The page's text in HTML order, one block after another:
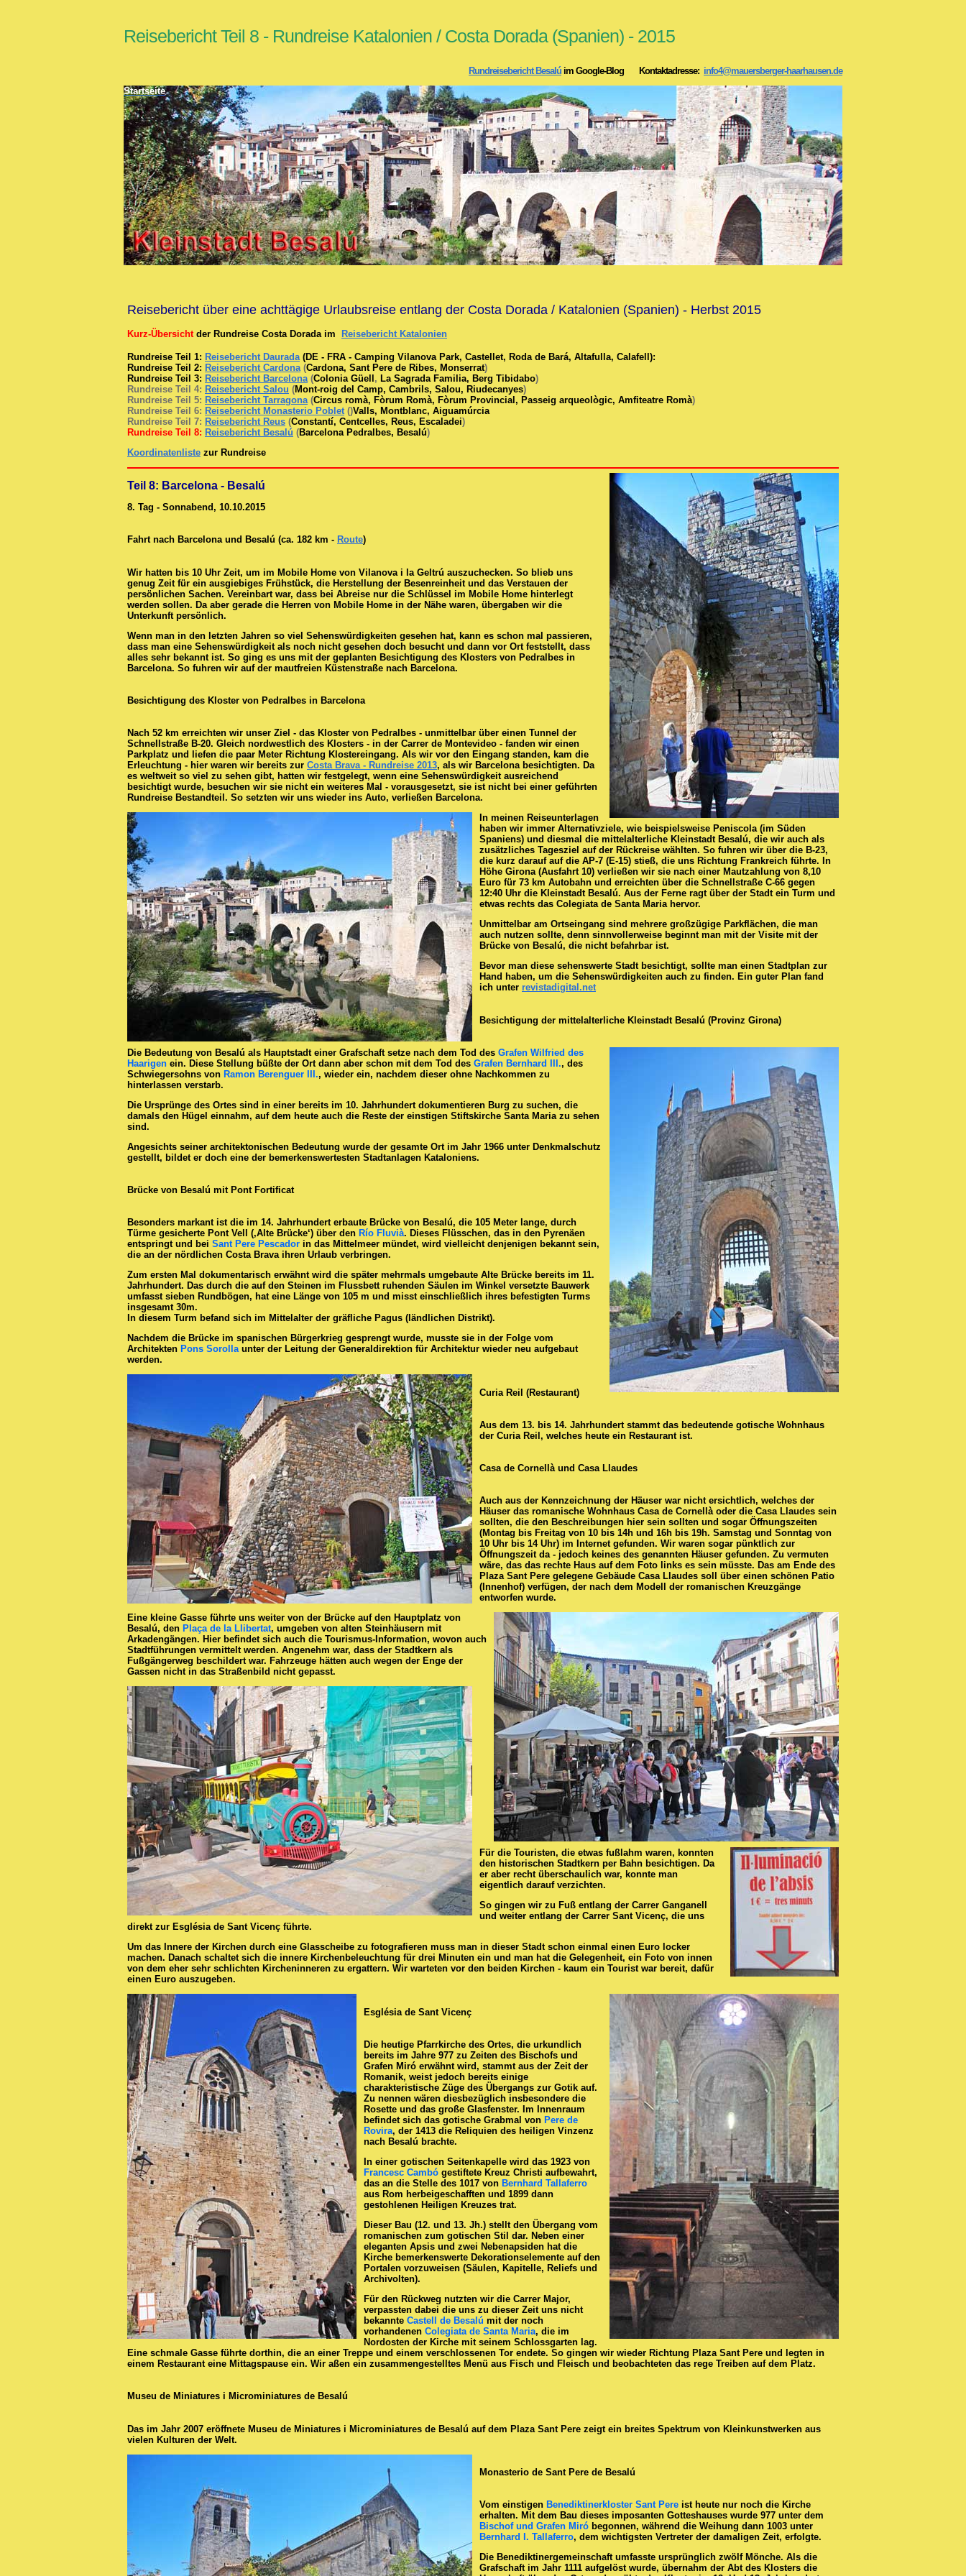
Reisebericht Teil 8 - Rundreise Katalonien / Costa Dorada (Spanien) - 2015
Rundreisebericht Besalú im Google-Blog Kontaktadresse: info4@mauersberger-haarhausen.de
Startseite
Reisebericht über eine achttägige Urlaubsreise entlang der Costa Dorada / Katalonien (Spanien) - Herbst 2015
Kurz-Übersicht der Rundreise Costa Dorada im Reisebericht Katalonien
Rundreise Teil 1: Reisebericht Daurada (DE - FRA - Camping Vilanova Park, Castellet, Roda de Bará, Altafulla, Calafell):
Rundreise Teil 2: Reisebericht Cardona (Cardona, Sant Pere de Ribes, Monserrat)
Rundreise Teil 3: Reisebericht Barcelona (Colonia Güell , La Sagrada Familia, Berg Tibidabo)
Rundreise Teil 4: Reisebericht Salou (Mont-roig del Camp, Cambrils, Salou, Riudecanyes)
Rundreise Teil 5: Reisebericht Tarragona (Circus romà, Fòrum Romà, Fòrum Provincial, Passeig arqueològic, Amfiteatre Romà)
Rundreise Teil 6: Reisebericht Monasterio Poblet ()Valls, Montblanc, Aiguamúrcia
Rundreise Teil 7: Reisebericht Reus (Constantí, Centcelles, Reus, Escaladei)
Rundreise Teil 8: Reisebericht Besalú (Barcelona Pedralbes, Besalú)
Koordinatenliste zur Rundreise
Teil 8: Barcelona - Besalú
8. Tag - Sonnabend, 10.10.2015
Fahrt nach Barcelona und Besalú (ca. 182 km - Route)
Wir hatten bis 10 Uhr Zeit, um im Mobile Home von Vilanova i la Geltrú auszuchecken. So blieb uns
genug Zeit für ein ausgiebiges Frühstück, die Herstellung der Besenreinheit und das Verstauen der
persönlichen Sachen. Vereinbart war, dass bei Abreise nur die Schlüssel im Mobile Home hinterlegt
werden sollen. Da aber gerade die Herren von Mobile Home in der Nähe waren, übergaben wir die
Unterkunft persönlich.
Wenn man in den letzten Jahren so viel Sehenswürdigkeiten gesehen hat, kann es schon mal passieren,
dass man eine Sehenswürdigkeit als noch nicht gesehen doch besucht und dann vor Ort feststellt, dass
alles sehr bekannt ist. So ging es uns mit der geplanten Besichtigung des Klosters von Pedralbes in
Barcelona. So fuhren wir auf der mautfreien Küstenstraße nach Barcelona.
Besichtigung des Kloster von Pedralbes in Barcelona
Nach 52 km erreichten wir unser Ziel - das Kloster von Pedralbes - unmittelbar über einen Tunnel der
Schnellstraße B-20. Gleich nordwestlich des Klosters - in der Carrer de Montevideo - fanden wir einen
Parkplatz und liefen die paar Meter Richtung Klostereingang. Als wir vor den Eingang standen, kam die
Erleuchtung - hier waren wir bereits zur Costa Brava - Rundreise 2013, als wir Barcelona besichtigten. Da
es weltweit so viel zu sehen gibt, hatten wir festgelegt, wenn eine Sehenswürdigkeit ausreichend
besichtigt wurde, besuchen wir sie nicht ein weiteres Mal - vorausgesetzt, sie ist nicht bei einer geführten
Rundreise Bestandteil. So setzten wir uns wieder ins Auto, verließen Barcelona.
In meinen Reiseunterlagen
haben wir immer Alternativziele, wie beispielsweise Peniscola (im Süden
Spaniens) und diesmal die mittelalterliche Kleinstadt Besalú, die wir auch als
zusätzliches Tagesziel auf der Rückreise wählten. So fuhren wir über die B-23,
die kurz darauf auf die AP-7 (E-15) stieß, die uns Richtung Frankreich führte. In
Höhe Girona (Ausfahrt 10) verließen wir sie nach einer Mautzahlung von 8,10
Euro für 73 km Autobahn und erreichten über die Schnellstraße C-66 gegen
12:40 Uhr die Kleinstadt Besalú. Aus der Ferne ragt über der Stadt ein Turm und
etwas rechts das Colegiata de Santa Maria hervor.
Unmittelbar am Ortseingang sind mehrere großzügige Parkflächen, die man
auch nutzen sollte, denn sinnvollerweise beginnt man mit der Visite mit der
Brücke von Besalú, die nicht befahrbar ist.
Bevor man diese sehenswerte Stadt besichtigt, sollte man einen Stadtplan zur
Hand haben, um die Sehenswürdigkeiten auch zu finden. Ein guter Plan fand
ich unter revistadigital.net
Besichtigung der mittelalterliche Kleinstadt Besalú (Provinz Girona)
Die Bedeutung von Besalú als Hauptstadt einer Grafschaft setze nach dem Tod des Grafen Wilfried des
Haarigen ein. Diese Stellung büßte der Ort dann aber schon mit dem Tod des Grafen Bernhard III., des
Schwiegersohns von Ramon Berenguer III., wieder ein, nachdem dieser ohne Nachkommen zu
hinterlassen verstarb.
Die Ursprünge des Ortes sind in einer bereits im 10. Jahrhundert dokumentieren Burg zu suchen, die
damals den Hügel einnahm, auf dem heute auch die Reste der einstigen Stiftskirche Santa Maria zu sehen
sind.
Angesichts seiner architektonischen Bedeutung wurde der gesamte Ort im Jahr 1966 unter Denkmalschutz
gestellt, bildet er doch eine der bemerkenswertesten Stadtanlagen Kataloniens.
Brücke von Besalú mit Pont Fortificat
Besonders markant ist die im 14. Jahrhundert erbaute Brücke von Besalú, die 105 Meter lange, durch
Türme gesicherte Pont Vell (‚Alte Brücke‘) über den Río Fluvià. Dieses Flüsschen, das in den Pyrenäen
entspringt und bei Sant Pere Pescador in das Mittelmeer mündet, wird vielleicht denjenigen bekannt sein,
die an der nördlichen Costa Brava ihren Urlaub verbringen.
Zum ersten Mal dokumentarisch erwähnt wird die später mehrmals umgebaute Alte Brücke bereits im 11.
Jahrhundert. Das durch die auf den Steinen im Flussbett ruhenden Säulen im Winkel versetzte Bauwerk
umfasst sieben Rundbögen, hat eine Länge von 105 m und misst einschließlich ihres befestigten Turms
insgesamt 30m.
In diesem Turm befand sich im Mittelalter der gräfliche Pagus (ländlichen Distrikt).
Nachdem die Brücke im spanischen Bürgerkrieg gesprengt wurde, musste sie in der Folge vom
Architekten Pons Sorollaunter der Leitung der Generaldirektion für Architektur wieder neu aufgebaut
werden.
Curia Reil (Restaurant)
Aus dem 13. bis 14. Jahrhundert stammt das bedeutende gotische Wohnhaus
der Curia Reil, welches heute ein Restaurant ist.
Casa de Cornellà und Casa Llaudes
Auch aus der Kennzeichnung der Häuser war nicht ersichtlich, welches der
Häuser das romanische Wohnhaus Casa de Cornellàoder die Casa Llaudes sein
sollten, die den Beschreibungen hier sein sollten und sogar Öffnungszeiten
(Montag bis Freitag von 10 bis 14h und 16h bis 19h. Samstag und Sonntag von
10 Uhr bis 14 Uhr) im Internet gefunden. Wir waren sogar pünktlich zur
Öffnungszeit da - jedoch keines des genannten Häuser gefunden. Zu vermuten
wäre, das das rechte Haus auf dem Foto links es sein müsste. Das am Ende des
Plaza Sant Pere gelegene Gebäude Casa Llaudes soll über einen schönen Patio
(Innenhof) verfügen, der nach dem Modell der romanischen Kreuzgänge
entworfen wurde.
Eine kleine Gasse führte uns weiter von der Brücke auf den Hauptplatz von
Besalú, den Plaça de la Llibertat, umgeben von alten Steinhäusern mit
Arkadengängen. Hier befindet sich auch die Tourismus-Information, wovon auch
Stadtführungen vermittelt werden. Angenehm war, dass der Stadtkern als
Fußgängerweg beschildert war. Fahrzeuge hätten auch wegen der Enge der
Gassen nicht in das Straßenbild nicht gepasst.
Für die Touristen, die etwas fußlahm waren, konnten
den historischen Stadtkern per Bahn besichtigen. Da
er aber recht überschaulich war, konnte man
eigentlich darauf verzichten.
So gingen wir zu Fuß entlang der Carrer Ganganell
und weiter entlang der Carrer Sant Vicenç, die uns
direkt zur Església de Sant Vicenç führte.
Um das Innere der Kirchen durch eine Glasscheibe zu fotografieren muss man in dieser Stadt schon einmal einen Euro locker
machen. Danach schaltet sich die innere Kirchenbeleuchtung für drei Minuten ein und man hat die Gelegenheit, ein Foto von innen
von dem eher sehr schlichten Kircheninneren zu ergattern. Wir warteten vor den beiden Kirchen - kaum ein Tourist war bereit, dafür
einen Euro auszugeben.
Església de Sant Vicenç
Die heutige Pfarrkirche des Ortes, die urkundlich
bereits im Jahre 977 zu Zeiten des Bischofs und
Grafen Miró erwähnt wird, stammt aus der Zeit der
Romanik, weist jedoch bereits einige
charakteristische Züge des Übergangs zur Gotik auf.
Zu nennen wären diesbezüglich insbesondere die
Rosette und das große Glasfenster. Im Innenraum
befindet sich das gotische Grabmal von Pere de
Rovira, der 1413 die Reliquien des heiligen Vinzenz
nach Besalú brachte.
In einer gotischen Seitenkapelle wird das 1923 von
Francesc Cambó gestiftete Kreuz Christi aufbewahrt,
das an die Stelle des 1017 von Bernhard Tallaferro
aus Rom herbeigeschafften und 1899 dann
gestohlenen Heiligen Kreuzes trat.
Dieser Bau (12. und 13. Jh.) stellt den Übergang vom
romanischen zum gotischen Stil dar. Neben einer
eleganten Apsis und zwei Nebenapsiden hat die
Kirche bemerkenswerte Dekorationselemente auf den
Portalen vorzuweisen (Säulen, Kapitelle, Reliefs und
Archivolten).
Für den Rückweg nutzten wir die Carrer Major,
verpassten dabei die uns zu dieser Zeit uns nicht
bekannte Castell de Besalú mit der noch
vorhandenen Colegiata de Santa Maria, die im
Nordosten der Kirche mit seinem Schlossgarten lag.
Eine schmale Gasse führte dorthin, die an einer Treppe und einem verschlossenen Tor endete. So gingen wir wieder Richtung Plaza Sant Pere und legten in
einem Restaurant eine Mittagspause ein. Wir aßen ein zusammengestelltes Menü aus Fisch und Fleisch und beobachteten das rege Treiben auf dem Platz.
Museu de Miniatures i Microminiatures de Besalú
Das im Jahr 2007 eröffnete Museu de Miniatures i Microminiatures de Besalú auf dem Plaza Sant Pere zeigt ein breites Spektrum von Kleinkunstwerken aus
vielen Kulturen der Welt.
Monasterio de Sant Pere de Besalú
Vom einstigen Benediktinerkloster Sant Pere ist heute nur noch die Kirche
erhalten. Mit dem Bau dieses imposanten Gotteshauses wurde 977 unter dem
Bischof und Grafen Miró begonnen, während die Weihung dann 1003 unter
Bernhard I. Tallaferro, dem wichtigsten Vertreter der damaligen Zeit, erfolgte.
Die Benediktinergemeinschaft umfasste ursprünglich zwölf Mönche. Als die
Grafschaft im Jahr 1111 aufgelöst wurde, übernahm der Abt des Klosters die